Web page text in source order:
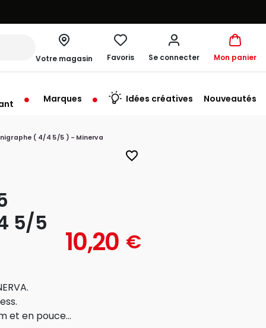
Votre magasin Favoris Se connecter Mon panier
Marques Idées créatives Nouveautés
( 4/4 5/5 ) - Minerva
favorite_border
5/5
10,20 €
et en pouce...